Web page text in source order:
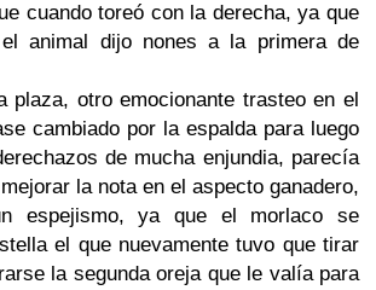
cuando toreó con la derecha, ya que
animal dijo nones a la primera de
plaza, otro emocionante trasteo en el
cambiado por la espalda para luego
de mucha enjundia, parecía
la nota en el aspecto ganadero,
espejismo, ya que el morlaco se
el que nuevamente tuvo que tirar
la segunda oreja que le valía para